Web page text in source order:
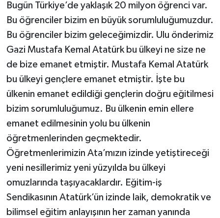
Bugün Türkiye’de yaklaşık 20 milyon öğrenci var.
Bu öğrenciler bizim en büyük sorumluluğumuzdur.
Bu öğrenciler bizim geleceğimizdir. Ulu önderimiz
Gazi Mustafa Kemal Atatürk bu ülkeyi ne size ne
de bize emanet etmiştir. Mustafa Kemal Atatürk
bu ülkeyi gençlere emanet etmiştir. İşte bu
ülkenin emanet edildiği gençlerin doğru eğitilmesi
bizim sorumluluğumuz. Bu ülkenin emin ellere
emanet edilmesinin yolu bu ülkenin
öğretmenlerinden geçmektedir.
Öğretmenlerimizin Ata’mızın izinde yetiştireceği
yeni nesillerimiz yeni yüzyılda bu ülkeyi
omuzlarında taşıyacaklardır. Eğitim-iş
Sendikasının Atatürk’ün izinde laik, demokratik ve
bilimsel eğitim anlayışının her zaman yanında